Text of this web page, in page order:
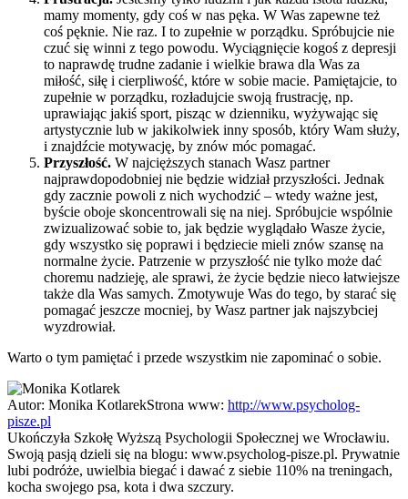
mamy momenty, gdy coś w nas pęka. W Was zapewne też
coś pęknie. Nie raz. I to zupełnie w porządku. Spróbujcie nie
czuć się winni z tego powodu. Wyciągnięcie kogoś z depresji
to naprawdę trudne zadanie i wielkie brawa dla Was za
miłość, siłę i cierpliwość, które w sobie macie. Pamiętajcie, to
zupełnie w porządku, rozładujcie swoją frustrację, np.
uprawiając jakiś sport, pisząc w dzienniku, wyżywając się
artystycznie lub w jakikolwiek inny sposób, który Wam służy,
i znajdźcie motywację, by znów móc pomagać.
Przyszłość. W najcięższych stanach Wasz partner
najprawdopodobniej nie będzie widział przyszłości. Jednak
gdy zacznie powoli z nich wychodzić – wtedy ważne jest,
byście oboje skoncentrowali się na niej. Spróbujcie wspólnie
zwizualizować sobie to, jak będzie wyglądało Wasze życie,
gdy wszystko się poprawi i będziecie mieli znów szansę na
normalne życie. Patrzenie w przyszłość nie tylko może dać
choremu nadzieję, ale sprawi, że życie będzie nieco łatwiejsze
także dla Was samych. Zmotywuje Was do tego, by starać się
pomagać jeszcze mocniej, by Wasz partner jak najszybciej
wyzdrowiał.
Warto o tym pamiętać i przede wszystkim nie zapominać o sobie.
Autor: Monika KotlarekStrona www: http://www.psycholog-
pisze.pl
Ukończyła Szkołę Wyższą Psychologii Społecznej we Wrocławiu.
Swoją pasją dzieli się na blogu: www.psycholog-pisze.pl. Prywatnie
lubi podróże, uwielbia biegać i dawać z siebie 110% na treningach,
kocha swojego psa, kota i dwa szczury.